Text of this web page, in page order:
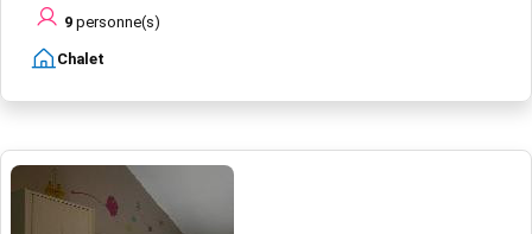
9 personne(s)
Chalet